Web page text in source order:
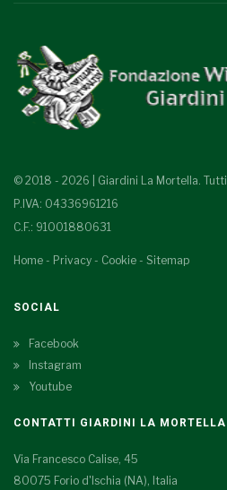
© 2018 - 2026 | Giardini La Mortella.
P.IVA: 04336961216
C.F.: 91001880631
Home - Privacy - Cookie - Sitemap
SOCIAL
Facebook
Instagram
Youtube
CONTATTI GIARDINI LA MORTELLA
Via Francesco Calise, 45
80075 Forio d'Ischia (NA), Italia